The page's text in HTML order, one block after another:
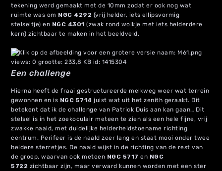
tekening werd gemaakt met de 10mm zodat er ook nog wat
ruimte was om NGC 4292 (vrij helder, iets ellipsvormig
stelseltje) en NGC 4301 (zwak rond wolkje met iets helderdere
kern) zichtbaar te maken in het beeldveld.
Een challenge
Hierna heeft de fraai gestructureerde melkweg weer wat terrein
gewonnen en is NGC 5714 juist wat uit het zenith geraakt. Dit
betekent dat ik de challenge van Patrick Duis aan kan gaan… Dit
stelsel is in het zoekoculair meteen te zien als een hele fijne, vrij
zwakke naald, met duidelijke helderheidstoename richting
centrum. Perifeer is de naald zeer lang en staat mooi onder twee
heldere sterretjes. De naald wijst in de richting van de rest van
de groep, waarvan ook meteen NGC 5717 en NGC
5722 zichtbaar zijn, maar verward kunnen worden met een ster